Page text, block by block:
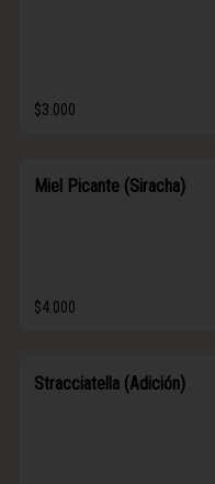
$3.000
Miel Picante (Siracha)
$4.000
Stracciatella (Adición)